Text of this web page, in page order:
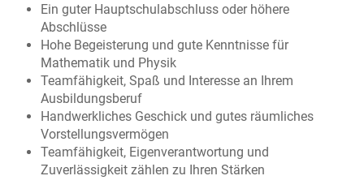
Ein guter Hauptschulabschluss oder höhere
Abschlüsse
Hohe Begeisterung und gute Kenntnisse für
Mathematik und Physik
Teamfähigkeit, Spaß und Interesse an Ihrem
Ausbildungsberuf
Handwerkliches Geschick und gutes räumliches
Vorstellungsvermögen
Teamfähigkeit, Eigenverantwortung und
Zuverlässigkeit zählen zu Ihren Stärken